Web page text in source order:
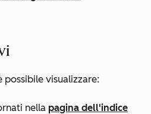
visualizzare:
nella pagina dell'indice